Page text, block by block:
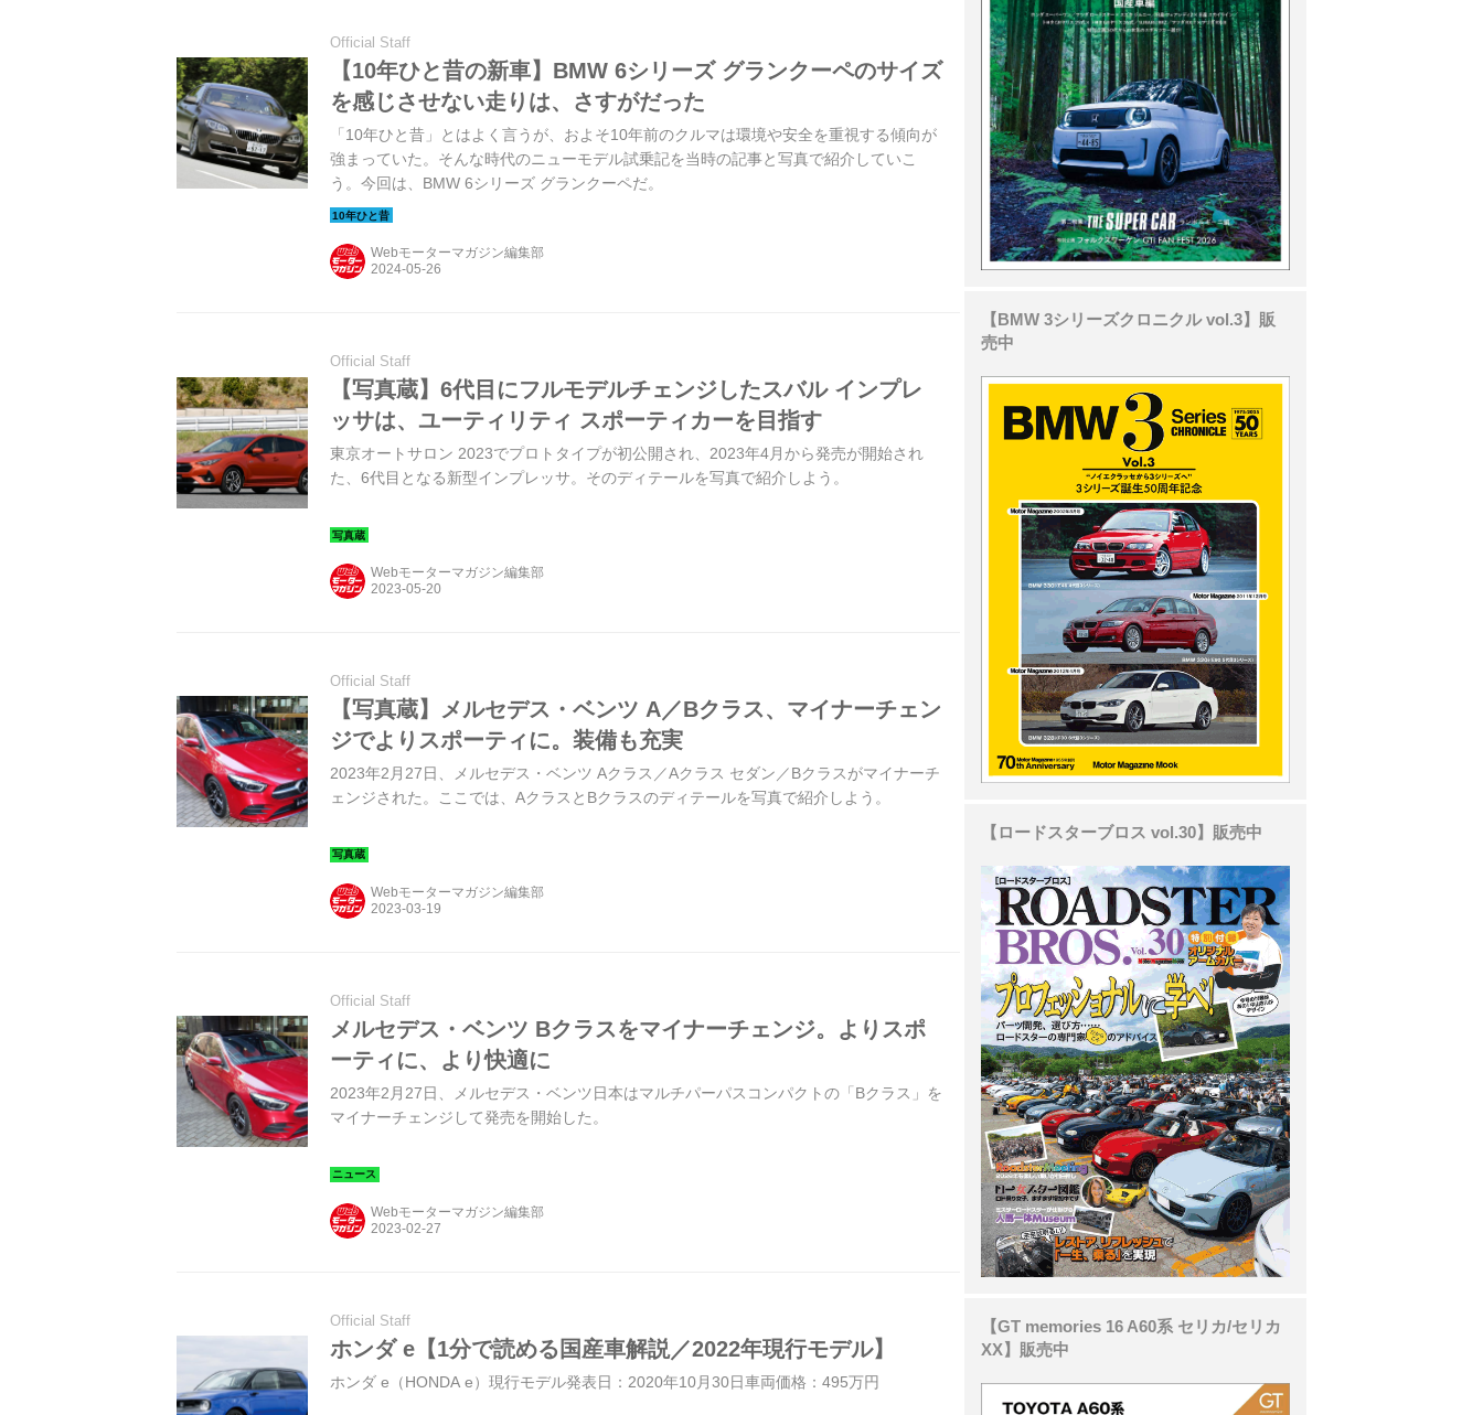
Official Staff
【10年ひと昔の新車】BMW 6シリーズ グランクーペのサイズ
を感じさせない走りは、さすがだった
「10年ひと昔」とはよく言うが、およそ10年前のクルマは環境や安全を重視する傾向が
強まっていた。そんな時代のニューモデル試乗記を当時の記事と写真で紹介していこ
う。今回は、BMW 6シリーズ グランクーペだ。
Webモーターマガジン編集部
Official Staff
【写真蔵】6代目にフルモデルチェンジしたスバル インプレ
ッサは、ユーティリティ スポーティカーを目指す
東京オートサロン 2023でプロトタイプが初公開され、2023年4月から発売が開始され
た、6代目となる新型インプレッサ。そのディテールを写真で紹介しよう。
Webモーターマガジン編集部
Official Staff
【写真蔵】メルセデス・ベンツ A／Bクラス、マイナーチェン
ジでよりスポーティに。装備も充実
2023年2月27日、メルセデス・ベンツ Aクラス／Aクラス セダン／Bクラスがマイナーチ
ェンジされた。ここでは、AクラスとBクラスのディテールを写真で紹介しよう。
Webモーターマガジン編集部
Official Staff
メルセデス・ベンツ Bクラスをマイナーチェンジ。よりスポ
ーティに、より快適に
2023年2月27日、メルセデス・ベンツ日本はマルチパーパスコンパクトの「Bクラス」を
マイナーチェンジして発売を開始した。
Webモーターマガジン編集部
Official Staff
ホンダ e【1分で読める国産車解説／2022年現行モデル】
ホンダ e（HONDA e）現行モデル発表日：2020年10月30日車両価格：495万円
【BMW 3シリーズクロニクル vol.3】販
売中
【ロードスターブロス vol.30】販売中
【GT memories 16 A60系 セリカ/セリカ
XX】販売中